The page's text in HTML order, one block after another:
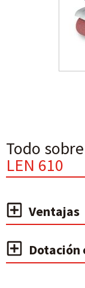
Todo
LEN 610
Ventajas